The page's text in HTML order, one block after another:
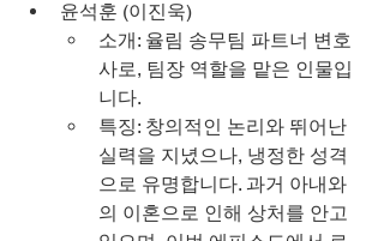
윤석훈 (이진욱)
소개: 율림 송무팀 파트너 변호
사로, 팀장 역할을 맡은 인물입
니다.
특징: 창의적인 논리와 뛰어난
실력을 지녔으나, 냉정한 성격
으로 유명합니다. 과거 아내와
의 이혼으로 인해 상처를 안고